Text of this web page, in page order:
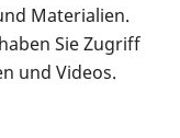
Materialien.
Sie Zugriff
und Videos.